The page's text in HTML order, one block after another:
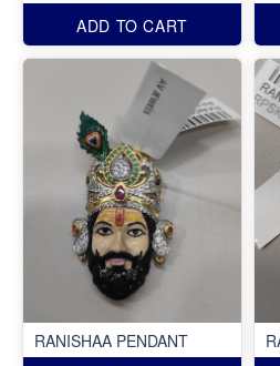
ADD TO CART
RANISHAA PENDANT